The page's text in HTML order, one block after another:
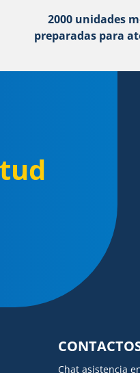
2000 unidades
preparadas para
Chat asistencia